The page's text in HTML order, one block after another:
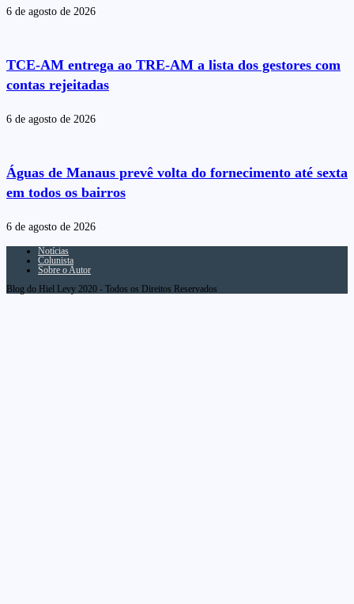
6 de agosto de 2026
TCE-AM entrega ao TRE-AM a lista dos gestores com
contas rejeitadas
6 de agosto de 2026
Águas de Manaus prevê volta do fornecimento até sexta
em todos os bairros
6 de agosto de 2026
Notícias
Colunista
Sobre o Autor
Blog do Hiel Levy 2020 - Todos os Direitos Reservados